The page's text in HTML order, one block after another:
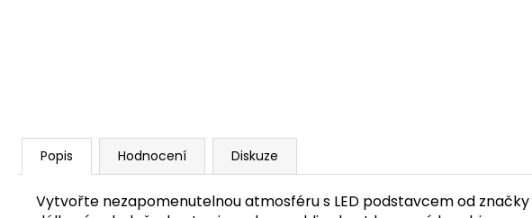
Popis Hodnocení Diskuze
Vytvořte nezapomenutelnou atmosféru s LED podstavcem od značky